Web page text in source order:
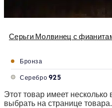
Серьги Молвинец с
Бронза
Серебро 925
Этот товар имеет
выбрать на странице товара.